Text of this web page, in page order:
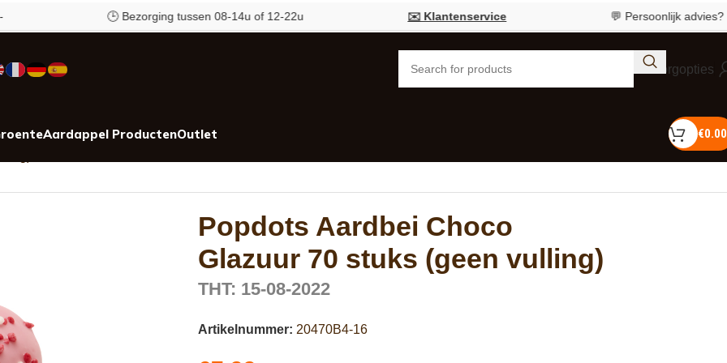
🕒 Bezorging tussen 08-14u of 12-22u ✉️ Klantenservice 💬 Persoonlijk advies?Bel
Bezorgopties
Aardappel ProductenOutlet €0.00
Popdots Aardbei Choco
Glazuur 70 stuks (geen vulling)
THT: 15-08-2022
Artikelnummer: 20470B4-16